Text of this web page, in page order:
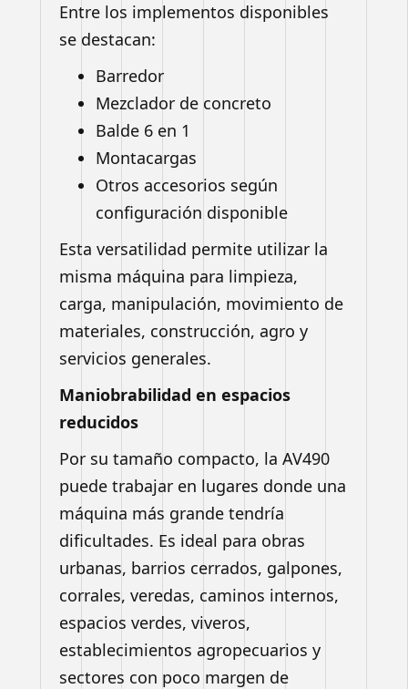
Entre los implementos disponibles
se destacan:
Barredor
Mezclador de concreto
Balde 6 en 1
Montacargas
Otros accesorios según
configuración disponible
Esta versatilidad permite utilizar la
misma máquina para limpieza,
carga, manipulación, movimiento de
materiales, construcción, agro y
servicios generales.
Maniobrabilidad en espacios
reducidos
Por su tamaño compacto, la AV490
puede trabajar en lugares donde una
máquina más grande tendría
dificultades. Es ideal para obras
urbanas, barrios cerrados, galpones,
corrales, veredas, caminos internos,
espacios verdes, viveros,
establecimientos agropecuarios y
sectores con poco margen de